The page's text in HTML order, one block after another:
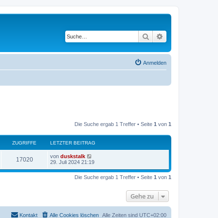
Suche
Anmelden
Die Suche ergab 1 Treffer • Seite 1 von 1
ZUGRIFFE LETZTER BEITRAG
17020 von duskstalk
29. Juli 2024 21:19
Die Suche ergab 1 Treffer • Seite 1 von 1
Gehe zu
Alle Zeiten sind UTC+02:00
Alle Cookies löschen
Kontakt